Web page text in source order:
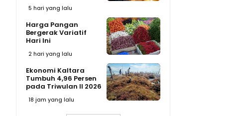
5 hari yang lalu
Harga Pangan
Bergerak Variatif
Hari Ini
2 hari yang lalu
Ekonomi Kaltara
Tumbuh 4,96 Persen
pada Triwulan II 2026
18 jam yang lalu